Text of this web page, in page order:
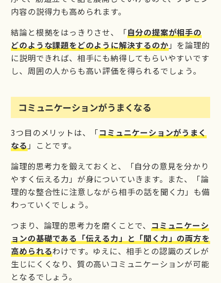
内容の説得力も高められます。
結論と根拠をはっきりさせ、「自分の提案が相手の
どのような課題をどのように解決するのか」を論理的
に説明できれば、相手にも納得してもらいやすいです
し、周囲の人からも高い評価を得られるでしょう。
コミュニケーションがうまくなる
3つ目のメリットは、「コミュニケーションがうまく
なる」ことです。
論理的思考力を鍛えておくと、「自分の意見を分かり
やすく伝える力」が身についていきます。また、「論
理的な整合性に注意しながら相手の話を聞く力」も備
わっていくでしょう。
つまり、論理的思考力を磨くことで、コミュニケーシ
ョンの基礎である「伝える力」と「聞く力」の両方を
高められるわけです。ゆえに、相手との認識のズレが
生じにくくなり、質の高いコミュニケーションが可能
となるでしょう。